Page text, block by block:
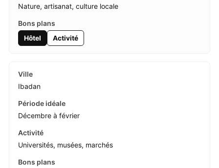
Nature, artisanat, culture locale
Hôtel Activité
Ibadan
Décembre à février
Universités, musées, marchés